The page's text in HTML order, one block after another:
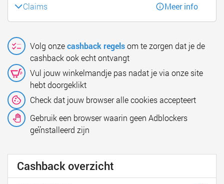
Claims Meer info
Volg onzecashback regelsom te zorgen dat je de
cashback ook echt ontvangt
Vul jouw winkelmandje pas nadat je via onze site
hebt doorgeklikt
Check dat jouw browser alle cookies accepteert
Gebruik een browser waarin geen Adblockers
geïnstalleerd zijn
Cashback overzicht